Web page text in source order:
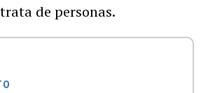
de personas.